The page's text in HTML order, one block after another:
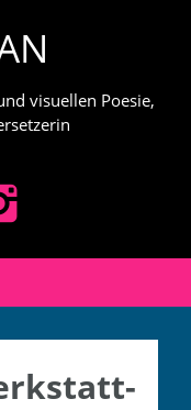
visuellen Poesie,